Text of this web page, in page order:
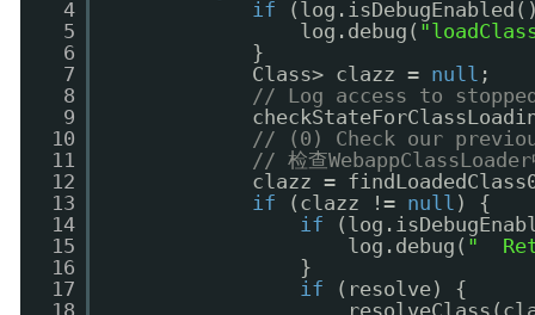
4
5
6
7
8
9
10
11
12
13
14
15
16
17
if
log.debug(
}
Class> clazz = null ;
// Log access to
// (0) Check our
// 检查WebappClassLoader
clazz =
if
(clazz != null ) {
if
log.debug( "
}
if
(resolve) {